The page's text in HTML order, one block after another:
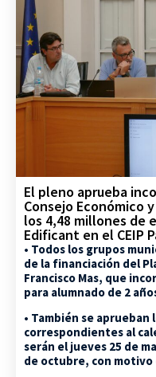
El pleno aprueba
Consejo Económico
los 4,48 millones de
Edificant en el CEIP
• Todos los grupos
de la financiación del
Francisco Mas, que
para alumnado de 2
• También se
correspondientes al
serán el jueves 25 de
de octubre, con